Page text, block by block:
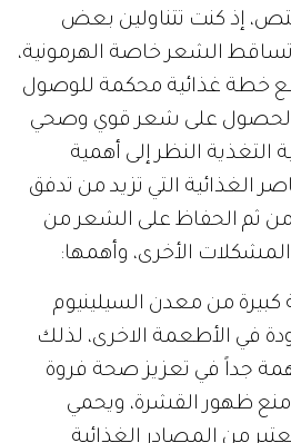
إذ كنت تتناولين بعض
تساقط الشعر خاصة الهرمونية،
خطة غذائية محكمة للوصول
على شعر قوي وصحي
التغذية النظر إلى أهمية
الغذائية التي تزيد من تدفق
ثم الحفاظ على الشعر من
الأخرى، وأهمها:
كبيرة من معدن السيلينيوم
في الأطعمة الاخرى، لذلك
جداً في تعزيز صحة فروة
ظهور القشرة، ويحمي
من المصادر الغذائية